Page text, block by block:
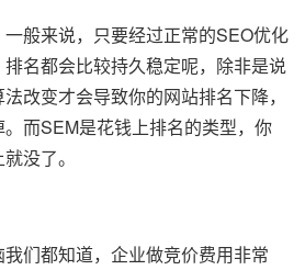
般来说，只要经过正常的SEO优化
名都会比较持久稳定呢，除非是说
改变才会导致你的网站排名下降，
而SEM是花钱上排名的类型，你
没了。
们都知道，企业做竞价费用非常